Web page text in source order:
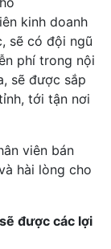
kinh doanh
sẽ có đội ngũ
phí trong nội
sẽ được sắp
tới tận nơi
viên bán
hài lòng cho
được các lợi